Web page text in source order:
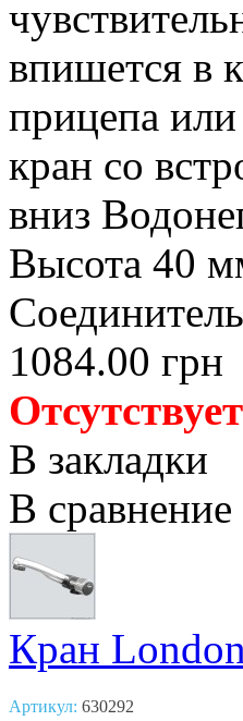
впишется в
прицепа
кран со
вниз
Высота 40
1084.00 грн
Отсутствует
В закладки
В сравнение
Кран
Артикул: 630292